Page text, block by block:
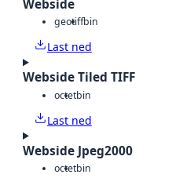
Webside
geotiffbin
Last ned
Webside Tiled TIFF
octetbin
Last ned
Webside Jpeg2000
octetbin